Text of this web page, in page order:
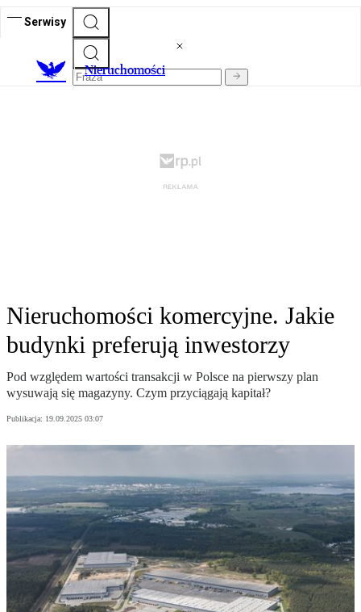
Serwisy
Nieruchomości
Nieruchomości komercyjne. Jakie
budynki preferują inwestorzy
Pod względem wartości transakcji w Polsce na pierwszy plan
wysuwają się magazyny. Czym przyciągają kapitał?
Publikacja: 19.09.2025 03:07